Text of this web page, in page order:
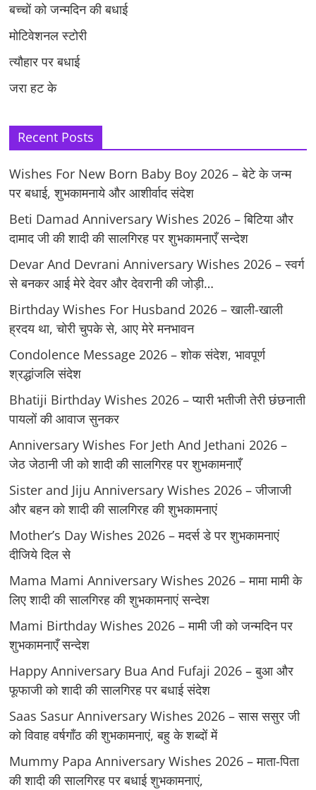
बच्चों को जन्मदिन की बधाई
मोटिवेशनल स्टोरी
त्यौहार पर बधाई
जरा हट के
Recent Posts
Wishes For New Born Baby Boy 2026 – बेटे के जन्म
पर बधाई, शुभकामनाये और आशीर्वाद संदेश
Beti Damad Anniversary Wishes 2026 – बिटिया और
दामाद जी की शादी की सालगिरह पर शुभकामनाएँ सन्देश
Devar And Devrani Anniversary Wishes 2026 – स्वर्ग
से बनकर आई मेरे देवर और देवरानी की जोड़ी…
Birthday Wishes For Husband 2026 – खाली-खाली
ह्रदय था, चोरी चुपके से, आए मेरे मनभावन
Condolence Message 2026 – शोक संदेश, भावपूर्ण
श्रद्धांजलि संदेश
Bhatiji Birthday Wishes 2026 – प्यारी भतीजी तेरी छंछनाती
पायलों की आवाज सुनकर
Anniversary Wishes For Jeth And Jethani 2026 –
जेठ जेठानी जी को शादी की सालगिरह पर शुभकामनाएँ
Sister and Jiju Anniversary Wishes 2026 – जीजाजी
और बहन को शादी की सालगिरह की शुभकामनाएं
Mother’s Day Wishes 2026 – मदर्स डे पर शुभकामनाएं
दीजिये दिल से
Mama Mami Anniversary Wishes 2026 – मामा मामी के
लिए शादी की सालगिरह की शुभकामनाएं सन्देश
Mami Birthday Wishes 2026 – मामी जी को जन्मदिन पर
शुभकामनाएँ सन्देश
Happy Anniversary Bua And Fufaji 2026 – बुआ और
फूफाजी को शादी की सालगिरह पर बधाई संदेश
Saas Sasur Anniversary Wishes 2026 – सास ससुर जी
को विवाह वर्षगाँठ की शुभकामनाएं, बहु के शब्दों में
Mummy Papa Anniversary Wishes 2026 – माता-पिता
की शादी की सालगिरह पर बधाई शुभकामनाएं,